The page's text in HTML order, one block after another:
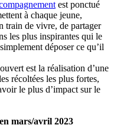
est ponctué
à chaque jeune,
train de vivre, de partager
les plus inspirantes qui le
déposer ce qu’il
est la réalisation d’une
récoltées les plus fortes,
le plus d’impact sur le
mars/avril 2023